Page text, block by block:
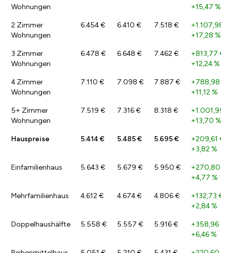
Wohnungen
+15,47 %
2 Zimmer
Wohnungen
6.454 € 6.410 € 7.518 €
+1.107,98
+17,28 %
3 Zimmer
Wohnungen
6.478 € 6.648 € 7.462 € +813,77 €
+12,24 %
4 Zimmer
Wohnungen
7.110 € 7.098 € 7.887 € +788,98 €
+11,12 %
5+ Zimmer
Wohnungen
7.519 € 7.316 € 8.318 €
+1.001,95
+13,70 %
Hauspreise 5.414 € 5.485 € 5.695 € +209,61 €
+3,82 %
Einfamilienhaus 5.643 € 5.679 € 5.950 €
+270,80 €
+4,77 %
Mehrfamilienhaus 4.612 € 4.674 € 4.806 € +132,73 €
+2,84 %
Doppelhaushälfte 5.558 € 5.557 € 5.916 € +358,96 €
+6,46 %